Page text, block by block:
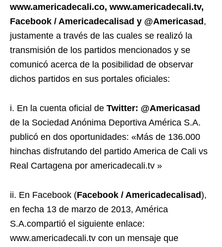
www.americadecali.co, www.americadecali.tv,
Facebook / Americadecalisad y @Americasad ,
justamente a través de las cuales se realizó la
transmisión de los partidos mencionados y se
comunicó acerca de la posibilidad de observar
dichos partidos en sus portales oficiales:
i. En la cuenta oficial de Twitter: @Americasad
de la Sociedad Anónima Deportiva América S.A.
publicó en dos oportunidades: «Más de 136.000
hinchas disfrutando del partido America de Cali vs
Real Cartagena por americadecali.tv »
ii. En Facebook (Facebook / Americadecalisad),
en fecha 13 de marzo de 2013, América
S.A.compartió el siguiente enlace:
www.americadecali.tv con un mensaje que